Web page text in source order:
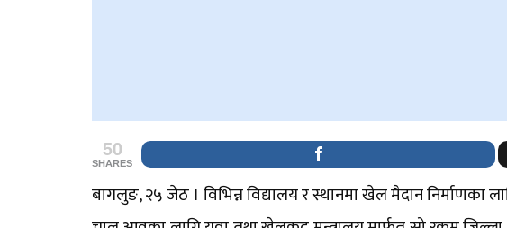
50
SHARES
बागलुङ, २५ जेठ । विभिन्न विद्यालय र स्थानमा खेल मैदान